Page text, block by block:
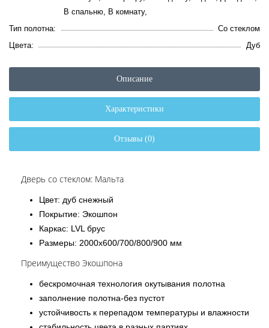
В спальню, В комнату,
Тип полотна:
Со стеклом
Цвета:
Дуб
Описание
Характеристики
Отзывы (0)
Дверь со стеклом: Мальта
Цвет: дуб снежный
Покрытие: Экошпон
Каркас: LVL брус
Размеры: 2000х600/700/800/900 мм
Преимущество Экошпона
бескромочная технология окутывания полотна
заполнение полотна-без пустот
устойчивость к перепадом температуры и влажности